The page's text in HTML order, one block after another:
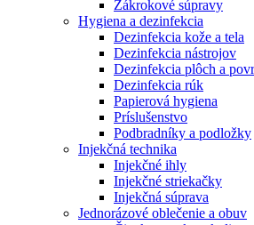
Zákrokové súpravy
Hygiena a dezinfekcia
Dezinfekcia kože a tela
Dezinfekcia nástrojov
Dezinfekcia plôch a
Dezinfekcia rúk
Papierová hygiena
Príslušenstvo
Podbradníky a podložky
Injekčná technika
Injekčné ihly
Injekčné striekačky
Injekčná súprava
Jednorázové oblečenie a obuv